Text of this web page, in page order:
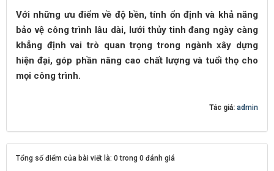
Với những ưu điểm về độ bền, tính ổn định và khả năng
bảo vệ công trình lâu dài, lưới thủy tinh đang ngày càng
khẳng định vai trò quan trọng trong ngành xây dựng
hiện đại, góp phần nâng cao chất lượng và tuổi thọ cho
mọi công trình.
Tác giả: admin
Tổng số điểm của bài viết là: 0 trong 0 đánh giá